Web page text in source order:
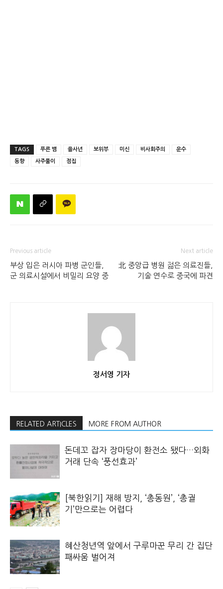
TAGS 푸른 뱀 을사년 보위부 미신 비사회주의 운수
동향 사주풀이 점집
Previous article
부상 입은 러시아 파병 군인들,
군 의료시설에서 비밀리 요양 중
Next article
北 중앙급 병원 젊은 의료진들,
기술 연수로 중국에 파견
정서영 기자
RELATED ARTICLES MORE FROM AUTHOR
돈데꼬 잡자 장마당이 환전소 됐다…외화
거래 단속 ‘풍선효과’
[북한읽기] 재해 방지, ‘총동원’, ‘총궐
기’만으로는 어렵다
혜산청년역 앞에서 구루마꾼 무리 간 집단
패싸움 벌어져